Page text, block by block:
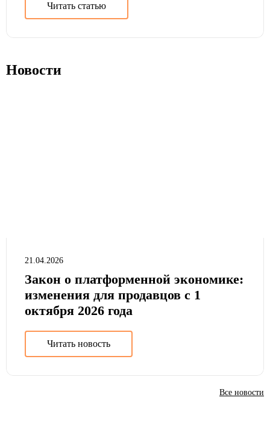
Читать статью
Новости
21.04.2026
Закон о платформенной экономике:
изменения для продавцов с 1
октября 2026 года
Читать новость
Все новости